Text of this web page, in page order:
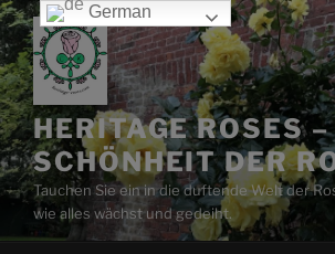
Zum
Inhalt
springen
HERITAGE ROSES
SCHÖNHEIT DER
Tauchen Sie ein in die duftende Welt der
wie alles wächst und gedeiht.
German